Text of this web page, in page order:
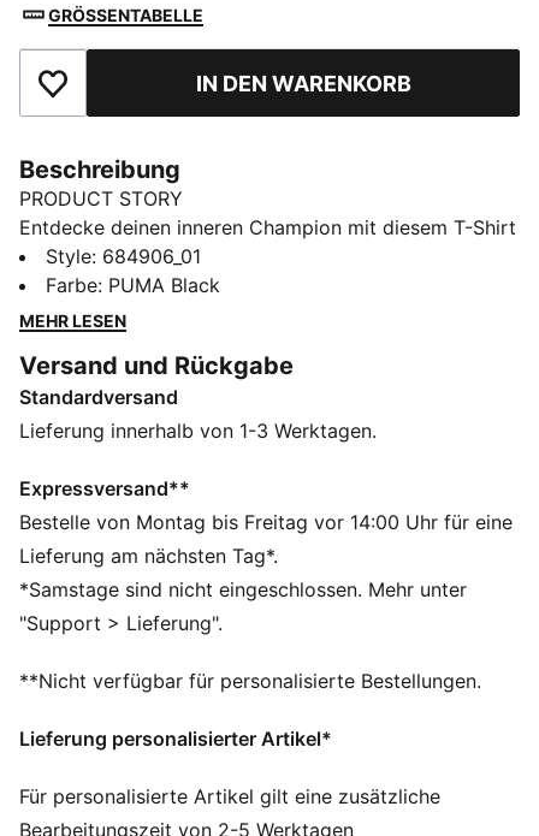
GRÖSSENTABELLE
Zu Favoriten hinzufügenIN DEN WARENKORB
Beschreibung
PRODUCT STORY
Entdecke deinen inneren Champion mit diesem T-Shirt
mit auffälligem PUMA No. 1 Logo als Gummiprint.
Entworfen für ein Leben mit Leidenschaft und Energie,
ist es die perfekte Ergänzung für deine Garderobe.
DETAILS
Regular Fit
Single Jersey
Rundhalsausschnitt
Kurze Ärmel
PUMA Branding-Details
PUMA Teenager: Empfohlen für ältere Kinder und
Teenager zwischen 8 und 16 Jahren
Style: 684906_01
Farbe: PUMA Black
MEHR LESEN
Versand und Rückgabe
Standardversand
Lieferung innerhalb von 1-3 Werktagen.
Expressversand**
Bestelle von Montag bis Freitag vor 14:00 Uhr für eine
Lieferung am nächsten Tag*.
*Samstage sind nicht eingeschlossen. Mehr unter
"Support > Lieferung".
**Nicht verfügbar für personalisierte Bestellungen.
Lieferung personalisierter Artikel*
Für personalisierte Artikel gilt eine zusätzliche
Bearbeitungszeit von 2-5 Werktagen